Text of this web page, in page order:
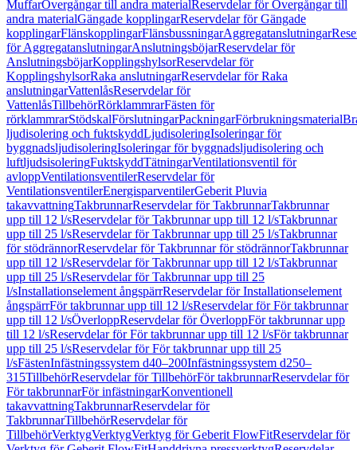
MuffarÖvergångar till andra materialReservdelar för Övergångar till
andra materialGängade kopplingarReservdelar för Gängade
kopplingarFlänskopplingarFlänsbussningarAggregatanslutningar
för AggregatanslutningarAnslutningsböjarReservdelar för
AnslutningsböjarKopplingshylsorReservdelar för
KopplingshylsorRaka anslutningarReservdelar för Raka
anslutningarVattenlåsReservdelar för
VattenlåsTillbehörRörklammrarFästen för
rörklammrarStödskalFörslutningarPackningarFörbrukningsmaterial
ljudisolering och fuktskyddLjudisoleringIsoleringar för
byggnadsljudisoleringIsoleringar för byggnadsljudisolering och
luftljudsisoleringFuktskyddTätningarVentilationsventil för
avloppVentilationsventilerReservdelar för
VentilationsventilerEnergisparventilerGeberit Pluvia
takavvattningTakbrunnarReservdelar för TakbrunnarTakbrunnar
upp till 12 l/sReservdelar för Takbrunnar upp till 12 l/sTakbrunnar
upp till 25 l/sReservdelar för Takbrunnar upp till 25 l/sTakbrunnar
för stödrännorReservdelar för Takbrunnar för stödrännorTakbrunnar
upp till 12 l/sReservdelar för Takbrunnar upp till 12 l/sTakbrunnar
upp till 25 l/sReservdelar för Takbrunnar upp till 25
l/sInstallationselement ångspärrReservdelar för Installationselement
ångspärrFör takbrunnar upp till 12 l/sReservdelar för För takbrunnar
upp till 12 l/sÖverloppReservdelar för ÖverloppFör takbrunnar upp
till 12 l/sReservdelar för För takbrunnar upp till 12 l/sFör takbrunnar
upp till 25 l/sReservdelar för För takbrunnar upp till 25
l/sFästenInfästningssystem d40–200Infästningssystem d250–
315TillbehörReservdelar för TillbehörFör takbrunnarReservdelar för
För takbrunnarFör infästningarKonventionell
takavvattningTakbrunnarReservdelar för
TakbrunnarTillbehörReservdelar för
TillbehörVerktygVerktygVerktyg för Geberit FlowFitReservdelar för